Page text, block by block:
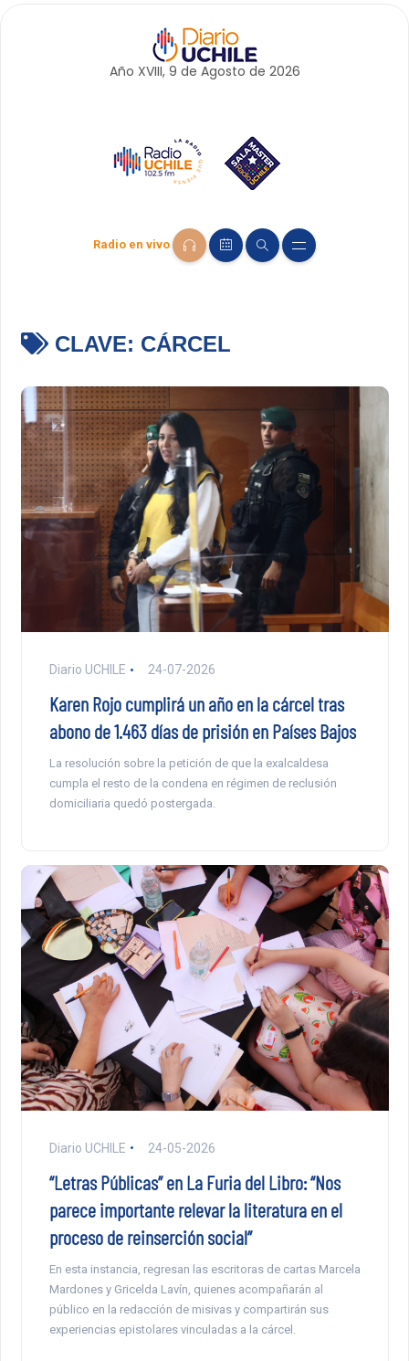
Año XVIII, 9 de Agosto de 2026
Radio en vivo
CLAVE: CÁRCEL
Diario UCHILE 24-07-2026
Karen Rojo cumplirá un año en la cárcel tras
abono de 1.463 días de prisión en Países Bajos
La resolución sobre la petición de que la exalcaldesa
cumpla el resto de la condena en régimen de reclusión
domiciliaria quedó postergada.
Diario UCHILE 24-05-2026
“Letras Públicas” en La Furia del Libro: “Nos
parece importante relevar la literatura en el
proceso de reinserción social”
En esta instancia, regresan las escritoras de cartas Marcela
Mardones y Gricelda Lavín, quienes acompañarán al
público en la redacción de misivas y compartirán sus
experiencias epistolares vinculadas a la cárcel.